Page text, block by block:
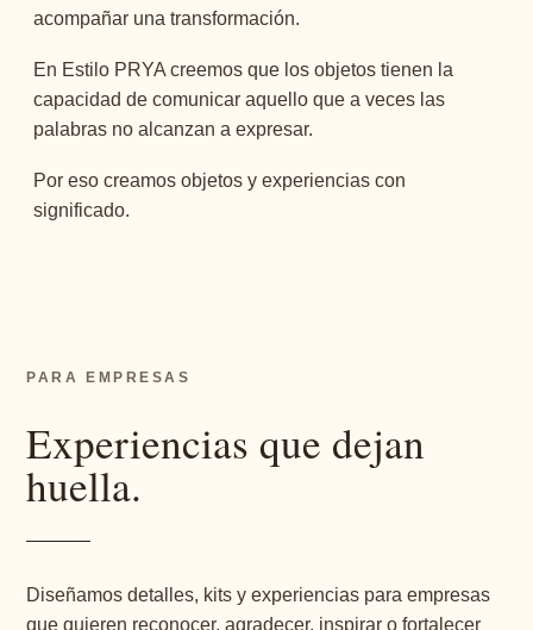
acompañar una transformación.
En Estilo PRYA creemos que los objetos tienen la
capacidad de comunicar aquello que a veces las
palabras no alcanzan a expresar.
Por eso creamos objetos y experiencias con
significado.
PARA EMPRESAS
Experiencias que dejan
huella.
Diseñamos detalles, kits y experiencias para empresas
que quieren reconocer, agradecer, inspirar o fortalecer